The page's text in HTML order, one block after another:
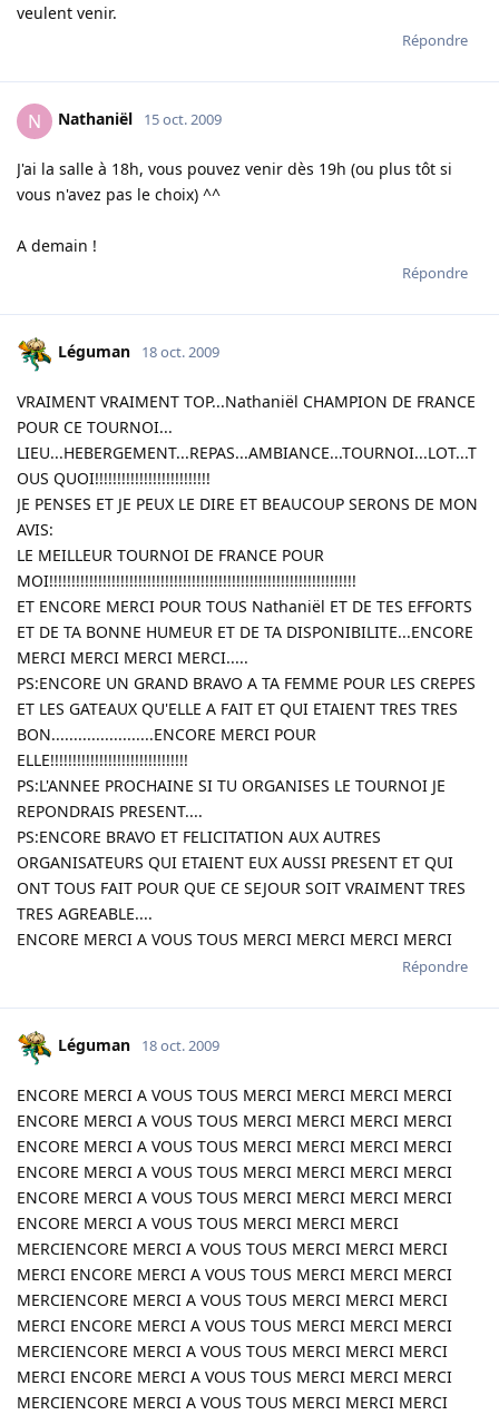
veulent venir.
Répondre
N Nathaniël 15 oct. 2009
J'ai la salle à 18h, vous pouvez venir dès 19h (ou plus tôt si
vous n'avez pas le choix) ^^
A demain !
Répondre
Léguman 18 oct. 2009
VRAIMENT VRAIMENT TOP...Nathaniël CHAMPION DE FRANCE
POUR CE TOURNOI...
LIEU...HEBERGEMENT...REPAS...AMBIANCE...TOURNOI...LOT...T
OUS QUOI!!!!!!!!!!!!!!!!!!!!!!!!!!
JE PENSES ET JE PEUX LE DIRE ET BEAUCOUP SERONS DE MON
AVIS:
LE MEILLEUR TOURNOI DE FRANCE POUR
MOI!!!!!!!!!!!!!!!!!!!!!!!!!!!!!!!!!!!!!!!!!!!!!!!!!!!!!!!!!!!!!!!!!!!!!
ET ENCORE MERCI POUR TOUS Nathaniël ET DE TES EFFORTS
ET DE TA BONNE HUMEUR ET DE TA DISPONIBILITE...ENCORE
MERCI MERCI MERCI MERCI.....
PS:ENCORE UN GRAND BRAVO A TA FEMME POUR LES CREPES
ET LES GATEAUX QU'ELLE A FAIT ET QUI ETAIENT TRES TRES
BON.......................ENCORE MERCI POUR
ELLE!!!!!!!!!!!!!!!!!!!!!!!!!!!!!!!
PS:L'ANNEE PROCHAINE SI TU ORGANISES LE TOURNOI JE
REPONDRAIS PRESENT....
PS:ENCORE BRAVO ET FELICITATION AUX AUTRES
ORGANISATEURS QUI ETAIENT EUX AUSSI PRESENT ET QUI
ONT TOUS FAIT POUR QUE CE SEJOUR SOIT VRAIMENT TRES
TRES AGREABLE....
ENCORE MERCI A VOUS TOUS MERCI MERCI MERCI MERCI
Répondre
Léguman 18 oct. 2009
ENCORE MERCI A VOUS TOUS MERCI MERCI MERCI MERCI
ENCORE MERCI A VOUS TOUS MERCI MERCI MERCI MERCI
ENCORE MERCI A VOUS TOUS MERCI MERCI MERCI MERCI
ENCORE MERCI A VOUS TOUS MERCI MERCI MERCI MERCI
ENCORE MERCI A VOUS TOUS MERCI MERCI MERCI MERCI
ENCORE MERCI A VOUS TOUS MERCI MERCI MERCI
MERCIENCORE MERCI A VOUS TOUS MERCI MERCI MERCI
MERCI ENCORE MERCI A VOUS TOUS MERCI MERCI MERCI
MERCIENCORE MERCI A VOUS TOUS MERCI MERCI MERCI
MERCI ENCORE MERCI A VOUS TOUS MERCI MERCI MERCI
MERCIENCORE MERCI A VOUS TOUS MERCI MERCI MERCI
MERCI ENCORE MERCI A VOUS TOUS MERCI MERCI MERCI
MERCIENCORE MERCI A VOUS TOUS MERCI MERCI MERCI